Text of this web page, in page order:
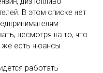
В этом списке нет
несмотря на то, что
же есть нюансы.
работать